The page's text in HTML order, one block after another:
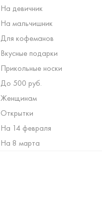
На девичник
На мальчишник
Для кофеманов
Вкусные подарки
Прикольные носки
До 500 руб.
Женщинам
Открытки
На 14 февраля
На 8 марта